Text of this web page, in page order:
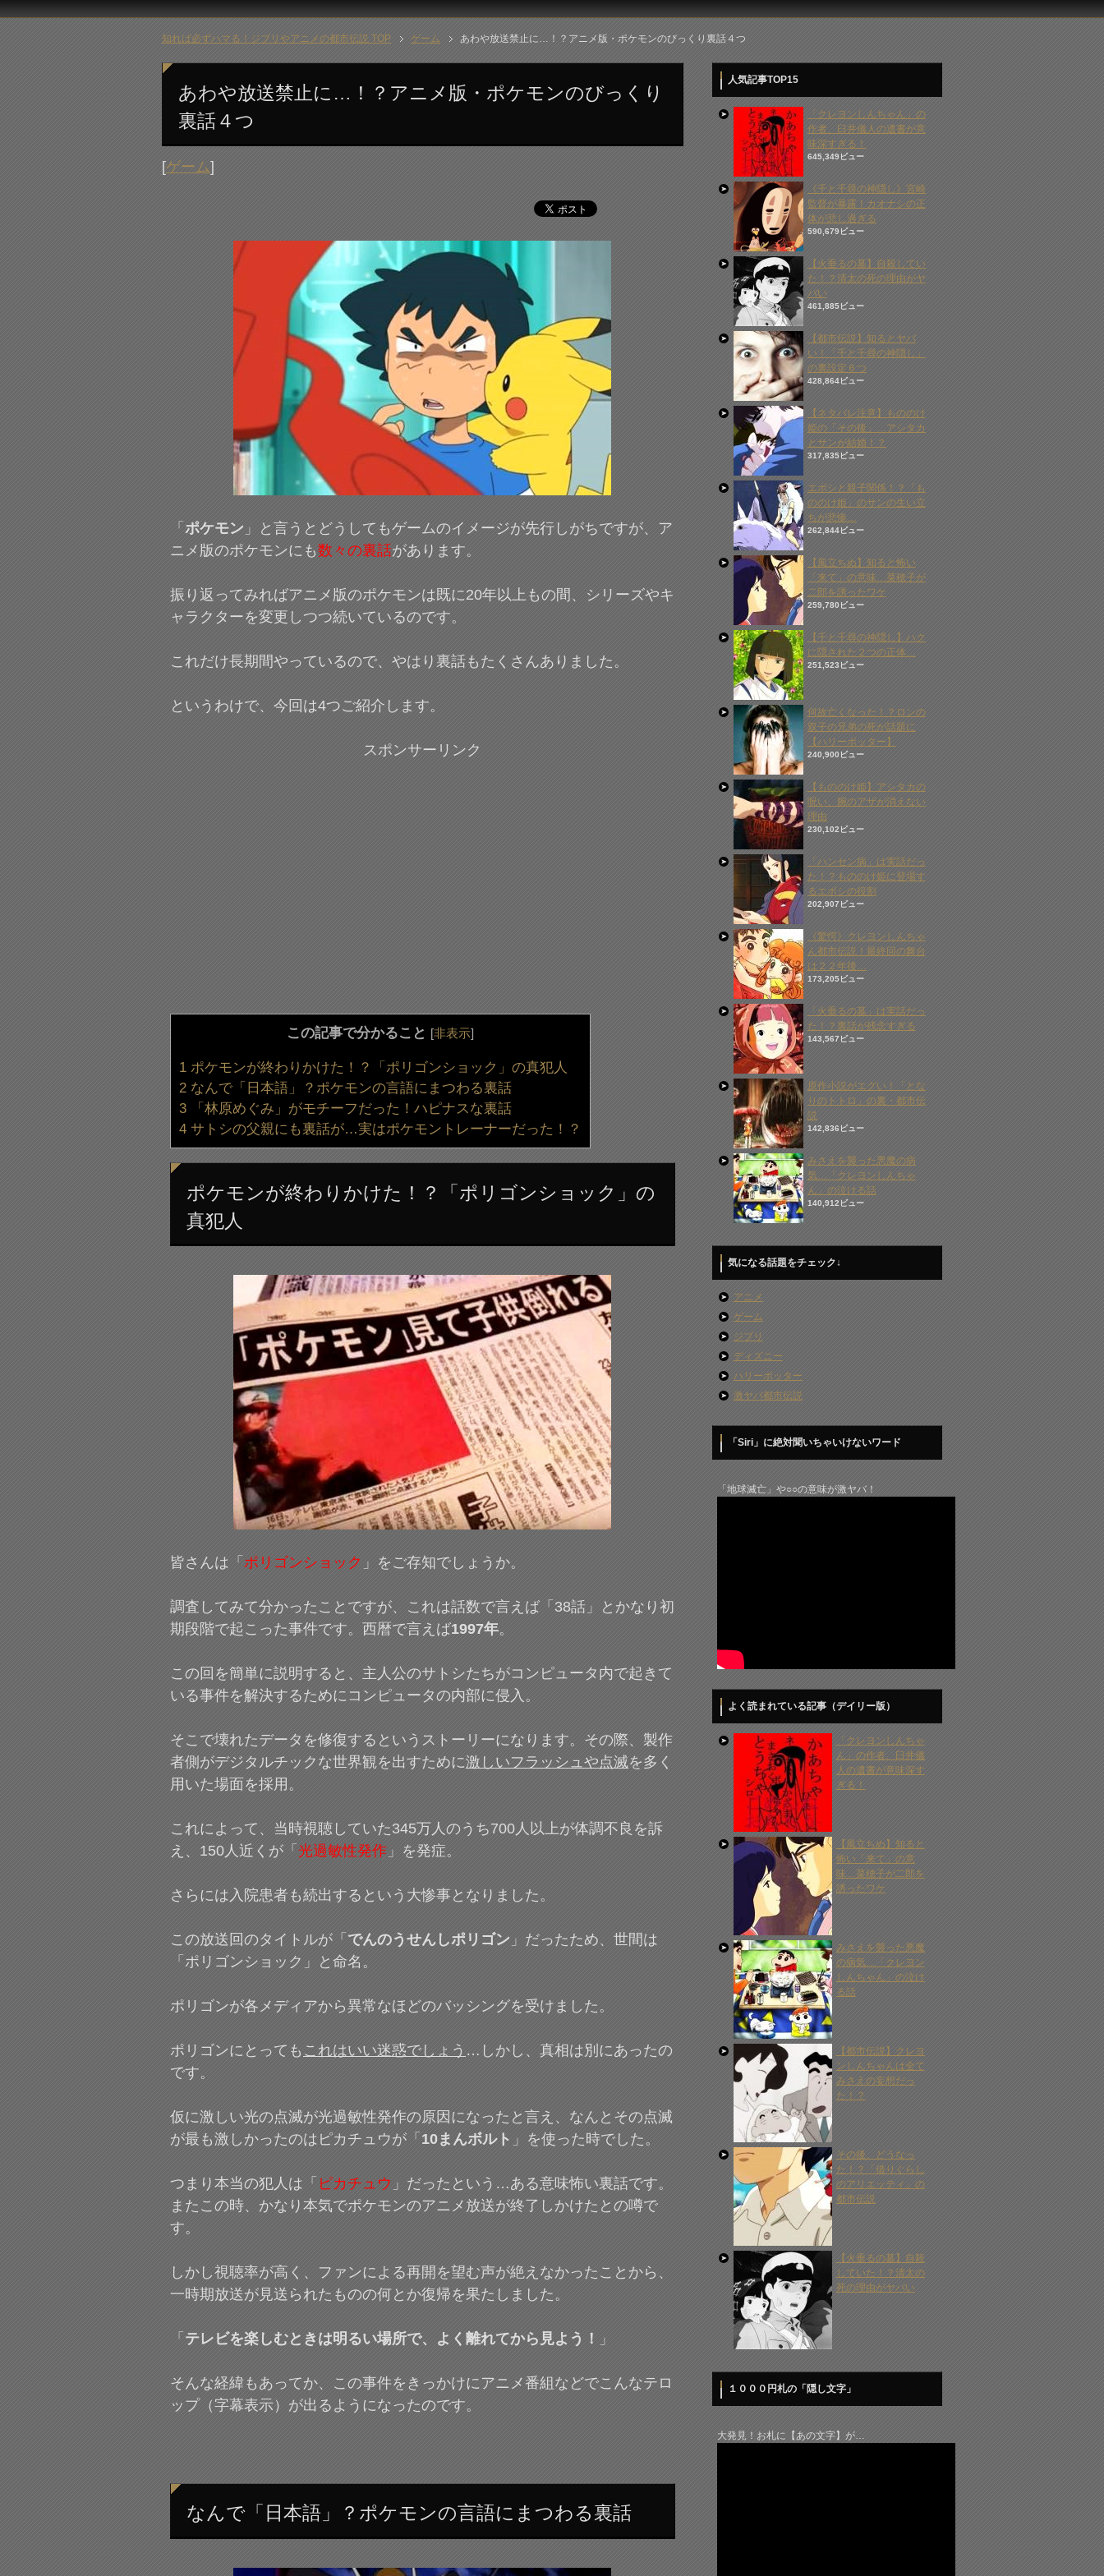
知れば必ずハマる！ジブリやアニメの都市伝説 TOP ゲーム あわや放送禁止に…！？アニメ版・ポケモンのびっくり裏話４つ
あわや放送禁止に…！？アニメ版・ポケモンのびっくり
裏話４つ
[ゲーム]
「 ポケモン 」と言うとどうしてもゲームのイメージが先行しがちですが、ア
ニメ版のポケモンにも数々の裏話があります。
振り返ってみればアニメ版のポケモンは既に20年以上もの間、シリーズやキ
ャラクターを変更しつつ続いているのです。
これだけ長期間やっているので、やはり裏話もたくさんありました。
というわけで、今回は4つご紹介します。
スポンサーリンク
この記事で分かること [非表示]
1 ポケモンが終わりかけた！？「ポリゴンショック」の真犯人
2 なんで「日本語」？ポケモンの言語にまつわる裏話
3 「林原めぐみ」がモチーフだった！ハピナスな裏話
4 サトシの父親にも裏話が…実はポケモントレーナーだった！？
ポケモンが終わりかけた！？「ポリゴンショック」の
真犯人
皆さんは「 ポリゴンショック 」をご存知でしょうか。
調査してみて分かったことですが、これは話数で言えば「38話」とかなり初
期段階で起こった事件です。西暦で言えば1997年。
この回を簡単に説明すると、主人公のサトシたちがコンピュータ内で起きて
いる事件を解決するためにコンピュータの内部に侵入。
そこで壊れたデータを修復するというストーリーになります。その際、製作
者側がデジタルチックな世界観を出すために激しいフラッシュや点滅を多く
用いた場面を採用。
これによって、当時視聴していた345万人のうち700人以上が体調不良を訴
え、150人近くが「 光過敏性発作 」を発症。
さらには入院患者も続出するという大惨事となりました。
この放送回のタイトルが「 でんのうせんしポリゴン 」だったため、世間は
「ポリゴンショック」と命名。
ポリゴンが各メディアから異常なほどのバッシングを受けました。
ポリゴンにとっても これはいい迷惑でしょう …しかし、真相は別にあったの
です。
仮に激しい光の点滅が光過敏性発作の原因になったと言え、なんとその点滅
が最も激しかったのはピカチュウが「 10まんボルト 」を使った時でした。
つまり本当の犯人は「 ピカチュウ 」だったという…ある意味怖い裏話です。
またこの時、かなり本気でポケモンのアニメ放送が終了しかけたとの噂で
す。
しかし視聴率が高く、ファンによる再開を望む声が絶えなかったことから、
一時期放送が見送られたものの何とか復帰を果たしました。
「 テレビを楽しむときは明るい場所で、よく離れてから見よう！ 」
そんな経緯もあってか、この事件をきっかけにアニメ番組などでこんなテロ
ップ（字幕表示）が出るようになったのです。
なんで「日本語」？ポケモンの言語にまつわる裏話
人気記事TOP15
「クレヨンしんちゃん」の
作者、臼井儀人の遺書が意
味深すぎる！
645,349ビュー
《千と千尋の神隠し》宮崎
監督が暴露！カオナシの正
体が悲し過ぎる
590,679ビュー
【火垂るの墓】自殺してい
た！？清太の死の理由がヤ
バい
461,885ビュー
【都市伝説】知るとヤバ
い！「千と千尋の神隠し」
の裏設定６つ
428,864ビュー
【ネタバレ注意】もののけ
姫の「その後」…アシタカ
とサンが結婚！？
317,835ビュー
エボシと親子関係！？「も
ののけ姫」のサンの生い立
ちが悲惨…
262,844ビュー
【風立ちぬ】知ると怖い
「来て」の意味…菜穂子が
二郎を誘ったワケ
259,780ビュー
【千と千尋の神隠し】ハク
に隠された２つの正体…
251,523ビュー
何故亡くなった！？ロンの
双子の兄弟の死が話題に
【ハリーポッター】
240,900ビュー
【もののけ姫】アシタカの
呪い、腕のアザが消えない
理由
230,102ビュー
「ハンセン病」は実話だっ
た！？もののけ姫に登場す
るエボシの役割
202,907ビュー
《驚愕》クレヨンしんちゃ
ん都市伝説！最終回の舞台
は２２年後…
173,205ビュー
「火垂るの墓」は実話だっ
た！？裏話が残念すぎる
143,567ビュー
原作小説がエグい！「とな
りのトトロ」の裏・都市伝
説
142,836ビュー
みさえを襲った悪魔の病
気…「クレヨンしんちゃ
ん」の泣ける話
140,912ビュー
気になる話題をチェック↓
アニメ
ゲーム
ジブリ
ディズニー
ハリーポッター
激ヤバ都市伝説
「Siri」に絶対聞いちゃいけないワード
「地球滅亡」や○○の意味が激ヤバ！
よく読まれている記事（デイリー版）
「クレヨンしんちゃ
ん」の作者、臼井儀
人の遺書が意味深す
ぎる！
【風立ちぬ】知ると
怖い「来て」の意
味…菜穂子が二郎を
誘ったワケ
みさえを襲った悪魔
の病気…「クレヨン
しんちゃん」の泣け
る話
【都市伝説】クレヨ
ンしんちゃんは全て
みさえの妄想だっ
た！？
その後、どうなっ
た！？「借りぐらし
のアリエッティ」の
都市伝説
【火垂るの墓】自殺
していた！？清太の
死の理由がヤバい
１０００円札の「隠し文字」
大発見！お札に【あの文字】が…